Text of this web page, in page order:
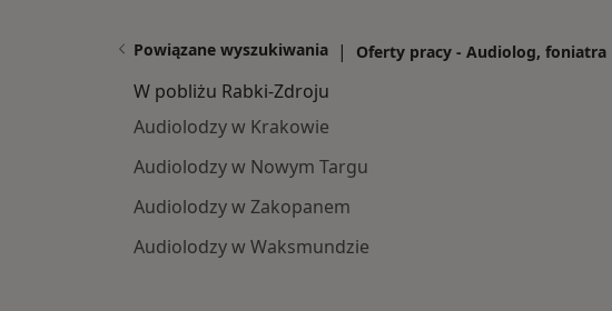
Powiązane wyszukiwania | Oferty pracy - Audiolog, foniatra
W pobliżu Rabki-Zdroju
Audiolodzy w Krakowie
Audiolodzy w Nowym Targu
Audiolodzy w Zakopanem
Audiolodzy w Waksmundzie